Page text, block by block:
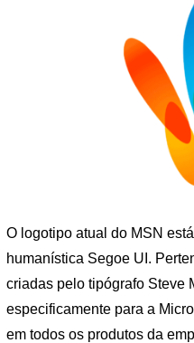
O logotipo atual do MSN
humanística Segoe UI.
criadas pelo tipógrafo Steve
especificamente para a
em todos os produtos da